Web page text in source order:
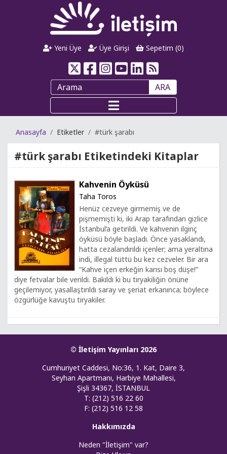
Yeni Üye Üye Girişi Sepetim (0)
ARA
Anasayfa Etiketler #türk şarabı
#türk şarabı Etiketindeki Kitaplar
Kahvenin Öyküsü
Taha Toros
Henüz cezveye girmemiş ve de
pişmemişti ki, iki Arap tarafından gizlice
İstanbul’a getirildi. Ve kahvenin ilginç
öyküsü böyle başladı. Önce yasaklandı,
hatta cezalandırıldı içenler; ama yeraltına
indi, illegal tüttü bu kez cezveler. Bir ara
“Kahve içen erkeğin karısı boş düşe!”
diye fetvalar bile verildi. Bakıldı ki bu tiryakiliğin önüne
geçilemiyor, yasallaştırıldı saray ve şeriat erkanınca; böylece
özgürlüğe kavuştu tiryakiler.
© İletişim Yayınları 2026
Cumhuriyet Caddesi, No:36, 1. Kat, Daire 3,
Seyhan Apartmanı, Harbiye Mahallesi,
Şişli 34367, İSTANBUL
T: (212) 516 22 60
F: (212) 516 12 58
Hakkımızda
Neden "İletişim" var?